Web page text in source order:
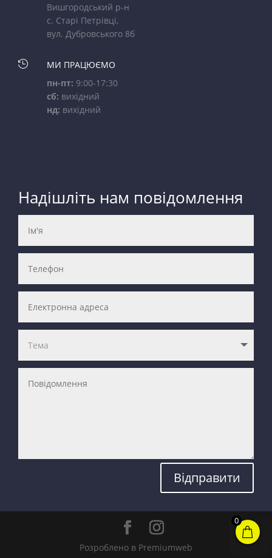
Вишгородський р-н
с. Старі Петрівці,
вул. Дубровського 8б

МИ ПРАЦЮЄМО
пн-пт: 9:00-17:30
сб: вихідний
нд: вихідний
Надішліть нам повідомлення
Відправити
Розроблено в Premiumweb
0